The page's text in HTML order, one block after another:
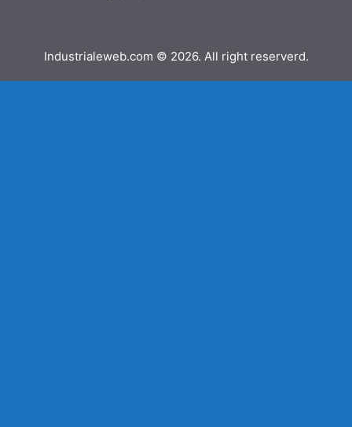
Industrialeweb.com © 2026. All right reserverd.